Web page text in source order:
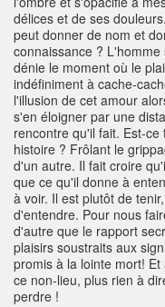
délices et de ses
peut donner de nom et
connaissance ?
dénie le moment où le
indéfiniment à cache-
l'illusion de cet amour
s'en éloigner par une
rencontre qu'il fait. Est-
histoire ? Frôlant le
d'un autre. Il fait croire
que ce qu'il donne à
à voir. Il est plutôt de
d'entendre. Pour nous
d'autre que le rapport
plaisirs soustraits aux
promis à la lointe mort!
ce non-lieu, plus rien à
perdre !